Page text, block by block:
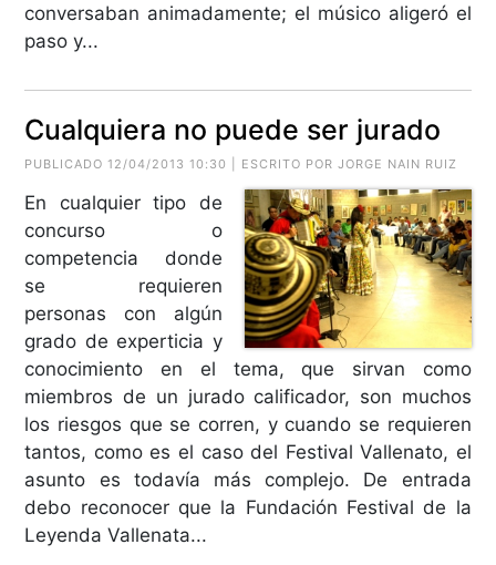
conversaban animadamente; el músico aligeró el
paso y...
Cualquiera no puede ser jurado
PUBLICADO 12/04/2013 10:30 | ESCRITO POR JORGE NAIN RUIZ
En cualquier tipo de
concurso o
competencia donde
se requieren
personas con algún
grado de experticia y
conocimiento en el tema, que sirvan como
miembros de un jurado calificador, son muchos
los riesgos que se corren, y cuando se requieren
tantos, como es el caso del Festival Vallenato, el
asunto es todavía más complejo. De entrada
debo reconocer que la Fundación Festival de la
Leyenda Vallenata...